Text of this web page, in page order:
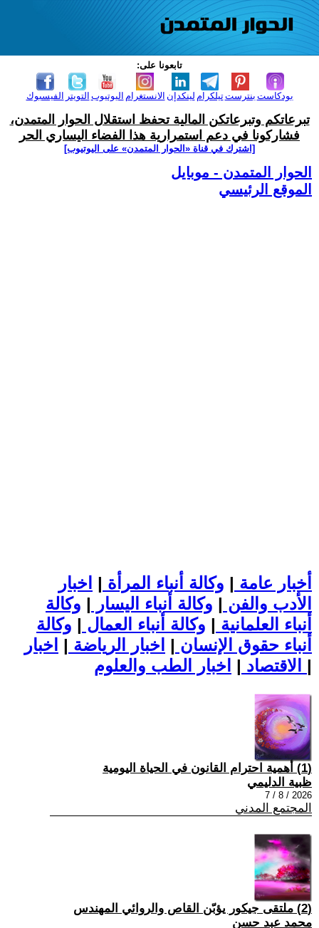
تابعونا على:
الفيسبوك التويتر اليوتيوب الانستغرام لينكدإن تيلكرامبنترست بودكاست
تبرعاتكم وتبرعاتكن المالية تحفظ استقلال الحوار المتمدن،
فشاركونا في دعم استمرارية هذا الفضاء اليساري الحر
[اشترك في قناة ‫«الحوار المتمدن» على اليوتيوب]
الحوار المتمدن - موبايل
الموقع الرئيسي
أخبار عامة | وكالة أنباء المرأة | اخبار
الأدب والفن | وكالة أنباء اليسار | وكالة
أنباء العلمانية | وكالة أنباء العمال | وكالة
أنباء حقوق الإنسان | اخبار الرياضة | اخبار
الاقتصاد | |
(1) أهمية احترام القانون في الحياة اليومية
ظبية الدليمي
2026 / 8 / 7
المجتمع المدني
(2) ملتقى جيكور يؤبّن القاص والروائي المهندس
محمد عبد حسن